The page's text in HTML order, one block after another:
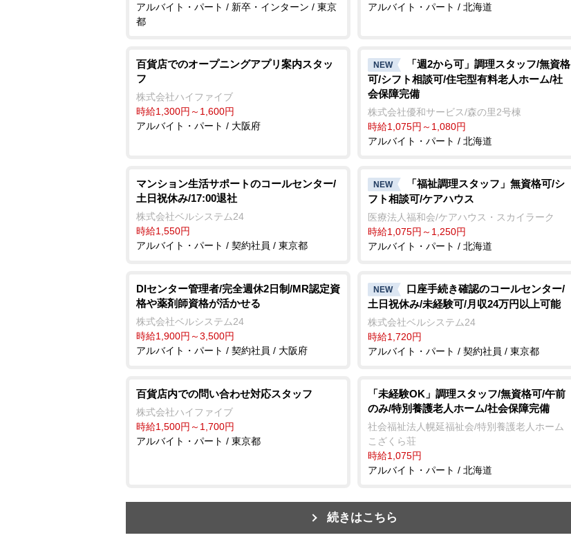
アルバイト・パート / 新卒・インターン / 東京
都
アルバイト・パート / 北海道
百貨店でのオープニングアプリ案内スタッ
フ
株式会社ハイファイブ
時給1,300円～1,600円
アルバイト・パート / 大阪府
NEW
「週2から可」調理スタッフ/無資格
可/シフト相談可/住宅型有料老人ホーム/社
会保障完備
株式会社優和サービス/森の里2号棟
時給1,075円～1,080円
アルバイト・パート / 北海道
マンション生活サポートのコールセンター/
土日祝休み/17:00退社
株式会社ベルシステム24
時給1,550円
アルバイト・パート / 契約社員 / 東京都
NEW
「福祉調理スタッフ」無資格可/シ
フト相談可/ケアハウス
医療法人福和会/ケアハウス・スカイラーク
時給1,075円～1,250円
アルバイト・パート / 北海道
DIセンター管理者/完全週休2日制/MR認定資
格や薬剤師資格が活かせる
株式会社ベルシステム24
時給1,900円～3,500円
アルバイト・パート / 契約社員 / 大阪府
NEW
口座手続き確認のコールセンター/
土日祝休み/未経験可/月収24万円以上可能
株式会社ベルシステム24
時給1,720円
アルバイト・パート / 契約社員 / 東京都
百貨店内での問い合わせ対応スタッフ
株式会社ハイファイブ
時給1,500円～1,700円
アルバイト・パート / 東京都
「未経験OK」調理スタッフ/無資格可/午前
のみ/特別養護老人ホーム/社会保障完備
社会福祉法人幌延福祉会/特別養護老人ホーム
こざくら荘
時給1,075円
アルバイト・パート / 北海道
続きはこちら